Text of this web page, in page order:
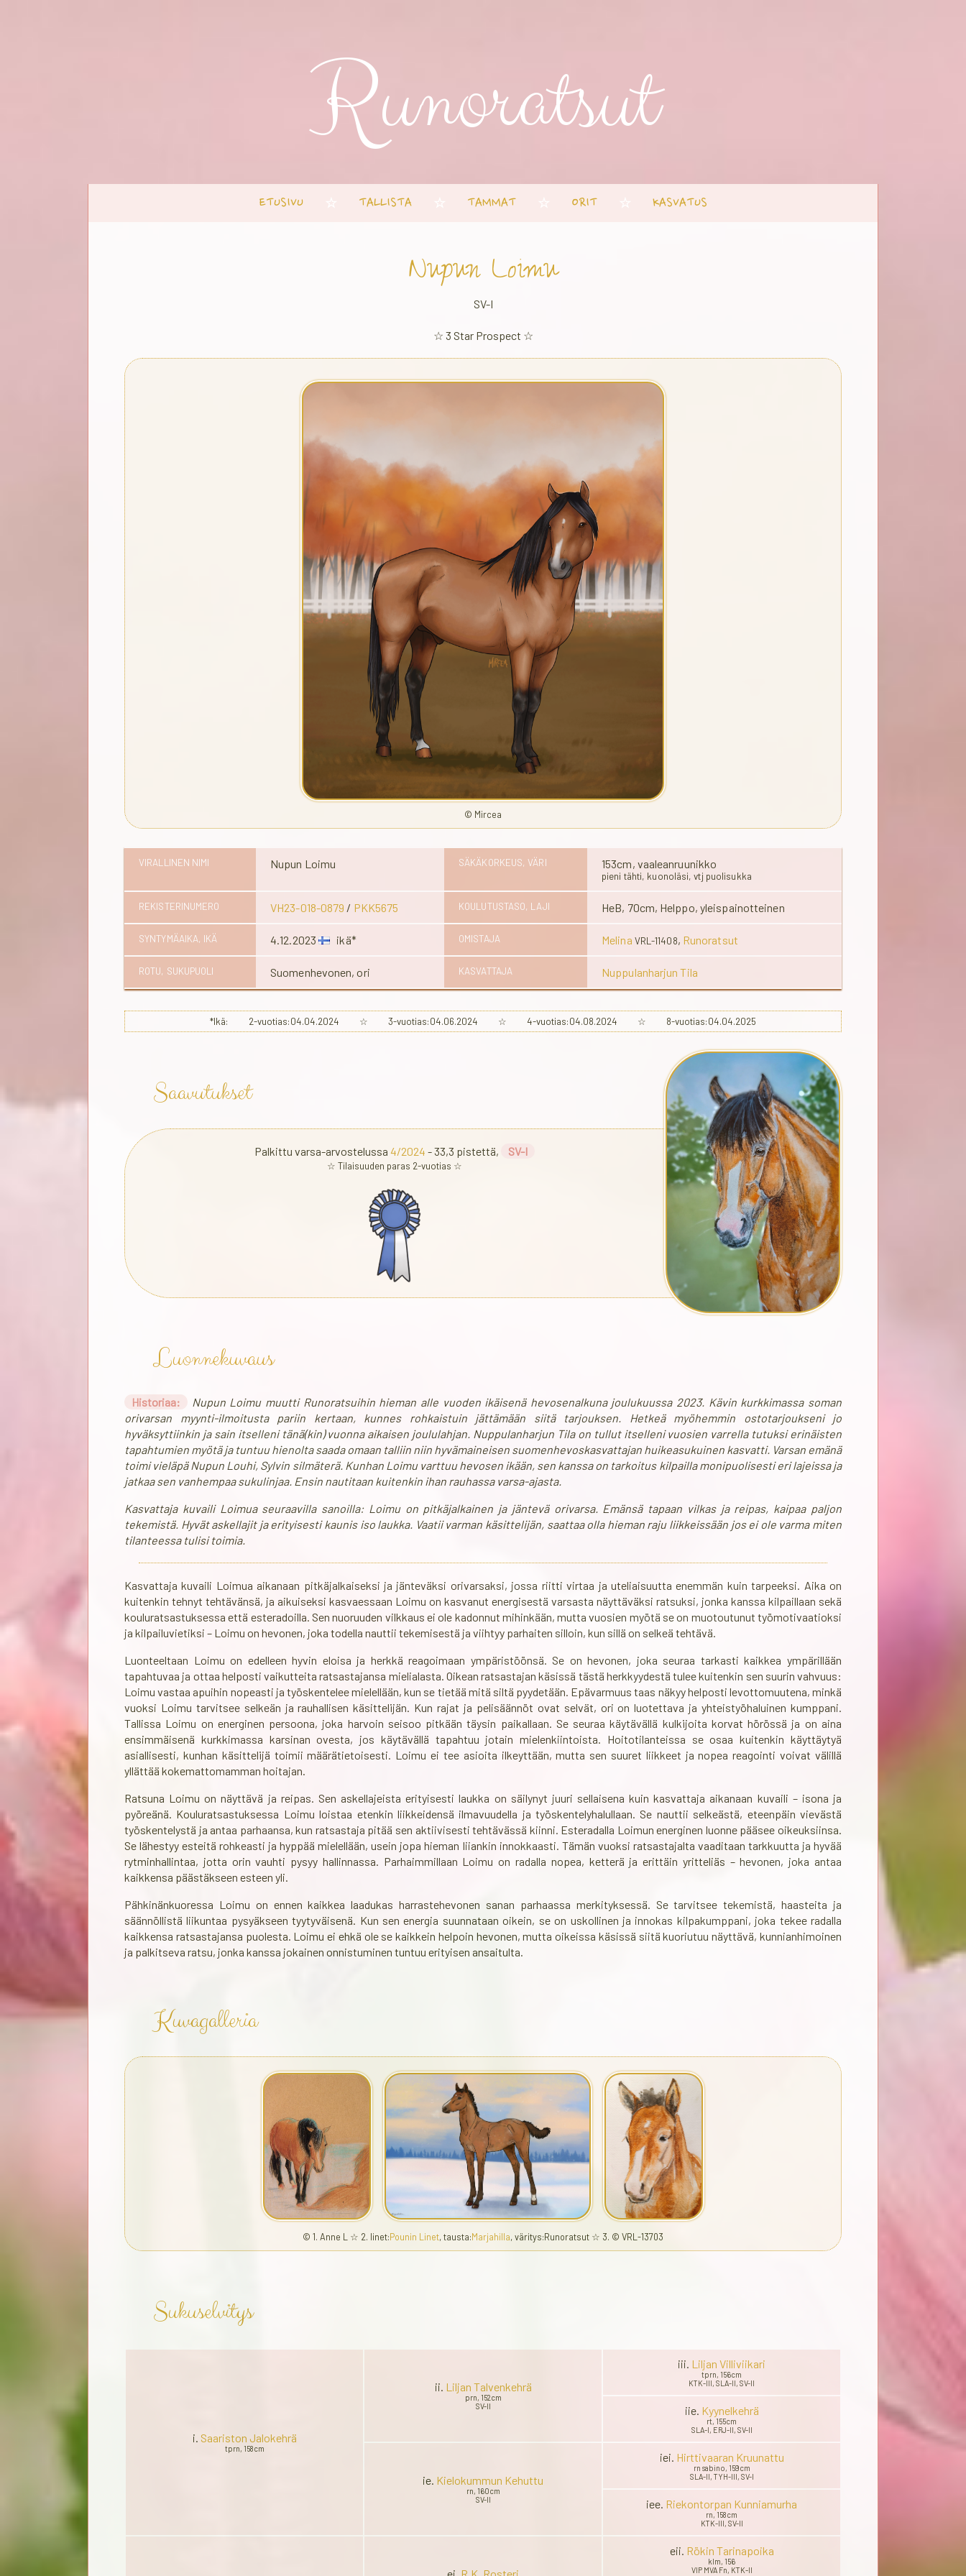
Runoratsut
ETUSIVU TALLISTA TAMMAT ORIT KASVATUS
Nupun Loimu
SV-I
☆ 3 Star Prospect ☆
© Mircea
VIRALLINEN NIMI Nupun Loimu SÄKÄKORKEUS, VÄRI 153cm, vaaleanruunikko
pieni tähti, kuonoläsi, vtj puolisukka
REKISTERINUMERO VH23-018-0879 / PKK5675 KOULUTUSTASO, LAJI HeB, 70cm, Helppo, yleispainotteinen
SYNTYMÄAIKA, IKÄ 4.12.2023 ikä* OMISTAJA Melina VRL-11408, Runoratsut
ROTU, SUKUPUOLI Suomenhevonen, ori KASVATTAJA Nuppulanharjun Tila
*Ikä: 2-vuotias:04.04.2024 ☆ 3-vuotias:04.06.2024 ☆ 4-vuotias:04.08.2024 ☆ 8-vuotias:04.04.2025
Saavutukset
Palkittu varsa-arvostelussa4/2024 - 33,3 pistettä, SV-I
☆ Tilaisuuden paras 2-vuotias ☆
Luonnekuvaus
Historiaa:
Nupun Loimu muutti Runoratsuihin hieman alle vuoden ikäisenä hevosenalkuna joulukuussa 2023. Kävin kurkkimassa soman
orivarsan myynti-ilmoitusta pariin kertaan, kunnes rohkaistuin jättämään siitä tarjouksen. Hetkeä myöhemmin ostotarjoukseni jo
hyväksyttiinkin ja sain itselleni tänä(kin) vuonna aikaisen joululahjan. Nuppulanharjun Tila on tullut itselleni vuosien varrella tutuksi erinäisten
tapahtumien myötä ja tuntuu hienolta saada omaan talliin niin hyvämaineisen suomenhevoskasvattajan huikeasukuinen kasvatti. Varsan emänä
toimi vieläpä Nupun Louhi, Sylvin silmäterä. Kunhan Loimu varttuu hevosen ikään, sen kanssa on tarkoitus kilpailla monipuolisesti eri lajeissa ja
jatkaa sen vanhempaa sukulinjaa. Ensin nautitaan kuitenkin ihan rauhassa varsa-ajasta.
Kasvattaja kuvaili Loimua seuraavilla sanoilla: Loimu on pitkäjalkainen ja jäntevä orivarsa. Emänsä tapaan vilkas ja reipas, kaipaa paljon
tekemistä. Hyvät askellajit ja erityisesti kaunis iso laukka. Vaatii varman käsittelijän, saattaa olla hieman raju liikkeissään jos ei ole varma miten
tilanteessa tulisi toimia.
Kasvattaja kuvaili Loimua aikanaan pitkäjalkaiseksi ja jänteväksi orivarsaksi, jossa riitti virtaa ja uteliaisuutta enemmän kuin tarpeeksi. Aika on
kuitenkin tehnyt tehtävänsä, ja aikuiseksi kasvaessaan Loimu on kasvanut energisestä varsasta näyttäväksi ratsuksi, jonka kanssa kilpaillaan sekä
kouluratsastuksessa että esteradoilla. Sen nuoruuden vilkkaus ei ole kadonnut mihinkään, mutta vuosien myötä se on muotoutunut työmotivaatioksi
ja kilpailuvietiksi – Loimu on hevonen, joka todella nauttii tekemisestä ja viihtyy parhaiten silloin, kun sillä on selkeä tehtävä.
Luonteeltaan Loimu on edelleen hyvin eloisa ja herkkä reagoimaan ympäristöönsä. Se on hevonen, joka seuraa tarkasti kaikkea ympärillään
tapahtuvaa ja ottaa helposti vaikutteita ratsastajansa mielialasta. Oikean ratsastajan käsissä tästä herkkyydestä tulee kuitenkin sen suurin vahvuus:
Loimu vastaa apuihin nopeasti ja työskentelee mielellään, kun se tietää mitä siltä pyydetään. Epävarmuus taas näkyy helposti levottomuutena, minkä
vuoksi Loimu tarvitsee selkeän ja rauhallisen käsittelijän. Kun rajat ja pelisäännöt ovat selvät, ori on luotettava ja yhteistyöhaluinen kumppani.
Tallissa Loimu on energinen persoona, joka harvoin seisoo pitkään täysin paikallaan. Se seuraa käytävällä kulkijoita korvat hörössä ja on aina
ensimmäisenä kurkkimassa karsinan ovesta, jos käytävällä tapahtuu jotain mielenkiintoista. Hoitotilanteissa se osaa kuitenkin käyttäytyä
asiallisesti, kunhan käsittelijä toimii määrätietoisesti. Loimu ei tee asioita ilkeyttään, mutta sen suuret liikkeet ja nopea reagointi voivat välillä
yllättää kokemattomamman hoitajan.
Ratsuna Loimu on näyttävä ja reipas. Sen askellajeista erityisesti laukka on säilynyt juuri sellaisena kuin kasvattaja aikanaan kuvaili – isona ja
pyöreänä. Kouluratsastuksessa Loimu loistaa etenkin liikkeidensä ilmavuudella ja työskentelyhalullaan. Se nauttii selkeästä, eteenpäin vievästä
työskentelystä ja antaa parhaansa, kun ratsastaja pitää sen aktiivisesti tehtävässä kiinni. Esteradalla Loimun energinen luonne pääsee oikeuksiinsa.
Se lähestyy esteitä rohkeasti ja hyppää mielellään, usein jopa hieman liiankin innokkaasti. Tämän vuoksi ratsastajalta vaaditaan tarkkuutta ja hyvää
rytminhallintaa, jotta orin vauhti pysyy hallinnassa. Parhaimmillaan Loimu on radalla nopea, ketterä ja erittäin yritteliäs – hevonen, joka antaa
kaikkensa päästäkseen esteen yli.
Pähkinänkuoressa Loimu on ennen kaikkea laadukas harrastehevonen sanan parhaassa merkityksessä. Se tarvitsee tekemistä, haasteita ja
säännöllistä liikuntaa pysyäkseen tyytyväisenä. Kun sen energia suunnataan oikein, se on uskollinen ja innokas kilpakumppani, joka tekee radalla
kaikkensa ratsastajansa puolesta. Loimu ei ehkä ole se kaikkein helpoin hevonen, mutta oikeissa käsissä siitä kuoriutuu näyttävä, kunnianhimoinen
ja palkitseva ratsu, jonka kanssa jokainen onnistuminen tuntuu erityisen ansaitulta.
Kuvagalleria
© 1. Anne L ☆ 2. linet:Pounin Linet, tausta:Marjahilla, väritys:Runoratsut ☆ 3. © VRL-13703
Sukuselvitys
i. Saariston Jalokehrä
tprn, 158cm
ii. Liljan Talvenkehrä
prn, 152cm
SV-II
iii. Liljan Villiviikari
tprn, 156cm
KTK-III, SLA-II, SV-II
iie. Kyynelkehrä
rt, 155cm
SLA-I, ERJ-II, SV-II
ie. Kielokummun Kehuttu
rn, 160cm
SV-II
iei. Hirttivaaran Kruunattu
rn sabino, 159cm
SLA-II, TYH-III, SV-I
iee. Riekontorpan Kunniamurha
rn, 158cm
KTK-III, SV-II
ei. R.K. Rosteri
eii. Rökin Tarinapoika
klm, 156
VIP MVA Fn, KTK-II